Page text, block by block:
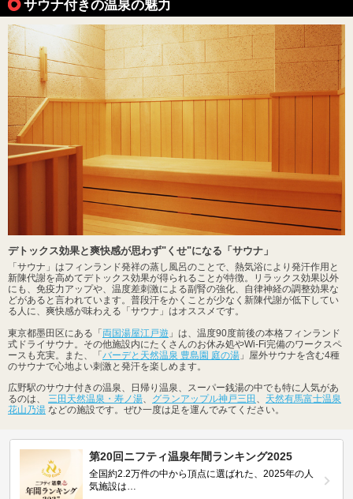
サウナ付きの温泉の魅力
デトックス効果と爽快感が思わず"くせ"になる「サウナ」
「サウナ」はフィンランド発祥の蒸し風呂のことで、熱気浴により発汗作用と
新陳代謝を高めてデトックス効果が得られることが特徴。リラックス効果以外
にも、免疫力アップや、温度差刺激による副腎の強化、自律神経の調整効果な
どがあると言われています。普段汗をかくことが少なく新陳代謝が低下してい
る人に、爽快感が味わえる「サウナ」はオススメです。
東京都墨田区にある「 両国湯屋江戸遊 」は、温度90度前後の本格フィンランド
式ドライサウナ。その他施設内にたくさんのお休み処やWi-Fi完備のワークスペ
ースも充実。また、「 バーデと天然温泉 豊島園 庭の湯 」屋外サウナを含む4種
のサウナで心地よい刺激と発汗を楽しめます。
広野駅のサウナ付きの温泉、日帰り温泉、スーパー銭湯の中でも特に人気があ
るのは、 三田天然温泉・寿ノ湯、 グランアップル神戸三田 、 天然有馬富士温泉
花山乃湯 などの施設です。ぜひ一度は足を運んでみてください。
第20回ニフティ温泉年間ランキング2025
全国約2.2万件の中から頂点に選ばれた、2025年の人
気施設は…